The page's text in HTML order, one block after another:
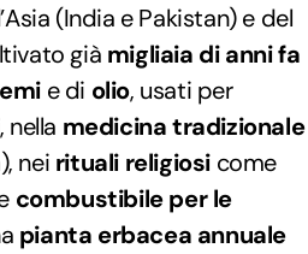
(India e Pakistan) e del
già migliaia di anni fa
e di olio, usati per
, nella medicina tradizionale
nei rituali religiosi come
combustibile per le
pianta erbacea annuale